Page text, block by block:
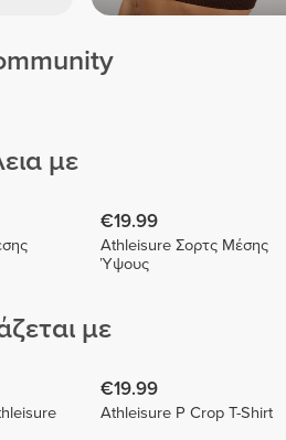
με
€19.99
Athleisure Σορτς Μέσης
Ύψους
με
€19.99
Athleisure P Crop T-Shirt